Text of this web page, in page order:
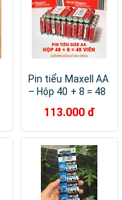
Pin tiểu Maxell AA
– Hộp 40 + 8 = 48
113.000 đ